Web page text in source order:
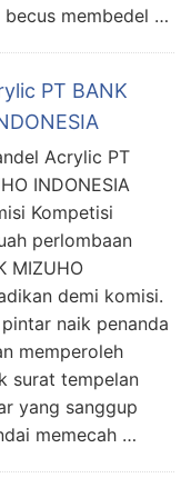
becus membedel …
PT BANK
Acrylic PT
INDONESIA
Kompetisi
perlombaan
MIZUHO
demi komisi.
naik penanda
memperoleh
surat tempelan
yang sanggup
memecah …